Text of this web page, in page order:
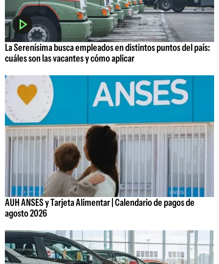
La Serenísima busca empleados en distintos puntos del país:
cuáles son las vacantes y cómo aplicar
AUH ANSES y Tarjeta Alimentar | Calendario de pagos de
agosto 2026